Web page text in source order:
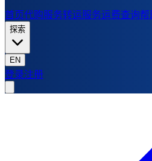
首页代购服务转运服务运费查询帮
探索
EN
登录注册